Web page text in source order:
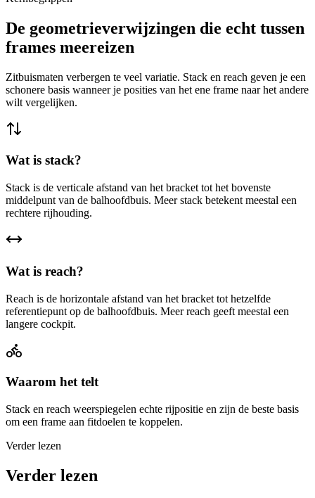
De geometrieverwijzingen die echt tussen
frames meereizen
Zitbuismaten verbergen te veel variatie. Stack en reach geven je een
schonere basis wanneer je posities van het ene frame naar het andere
wilt vergelijken.
Wat is stack?
Stack is de verticale afstand van het bracket tot het bovenste
middelpunt van de balhoofdbuis. Meer stack betekent meestal een
rechtere rijhouding.
Wat is reach?
Reach is de horizontale afstand van het bracket tot hetzelfde
referentiepunt op de balhoofdbuis. Meer reach geeft meestal een
langere cockpit.
Waarom het telt
Stack en reach weerspiegelen echte rijpositie en zijn de beste basis
om een frame aan fitdoelen te koppelen.
Verder lezen
Verder lezen